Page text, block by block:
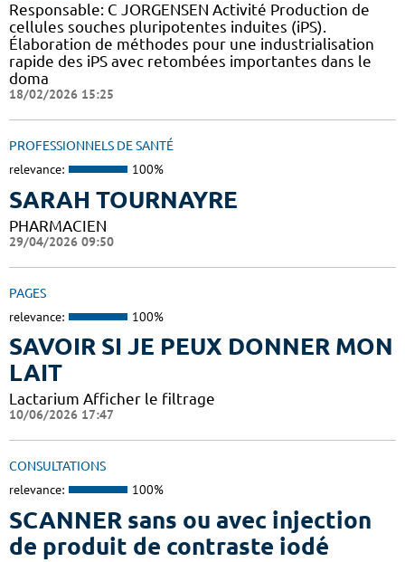
Responsable: C JORGENSEN Activité Production de
cellules souches pluripotentes induites (iPS).
Élaboration de méthodes pour une industrialisation
rapide des iPS avec retombées importantes dans le
doma
18/02/2026 15:25
PROFESSIONNELS DE SANTÉ
relevance: 100%
SARAH TOURNAYRE
PHARMACIEN
29/04/2026 09:50
PAGES
relevance: 100%
SAVOIR SI JE PEUX DONNER MON
LAIT
Lactarium Afficher le filtrage
10/06/2026 17:47
CONSULTATIONS
relevance: 100%
SCANNER sans ou avec injection
de produit de contraste iodé